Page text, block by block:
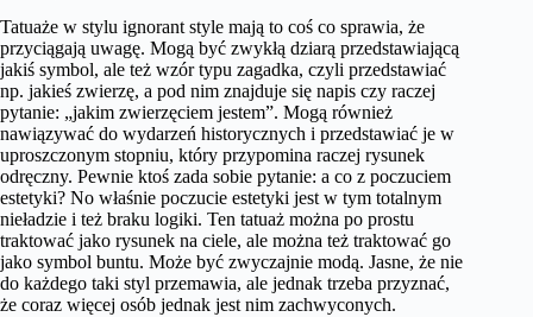
Tatuaże w stylu ignorant style mają to coś co sprawia, że
przyciągają uwagę. Mogą być zwykłą dziarą przedstawiającą
jakiś symbol, ale też wzór typu zagadka, czyli przedstawiać
np. jakieś zwierzę, a pod nim znajduje się napis czy raczej
pytanie: „jakim zwierzęciem jestem”. Mogą również
nawiązywać do wydarzeń historycznych i przedstawiać je w
uproszczonym stopniu, który przypomina raczej rysunek
odręczny. Pewnie ktoś zada sobie pytanie: a co z poczuciem
estetyki? No właśnie poczucie estetyki jest w tym totalnym
nieładzie i też braku logiki. Ten tatuaż można po prostu
traktować jako rysunek na ciele, ale można też traktować go
jako symbol buntu. Może być zwyczajnie modą. Jasne, że nie
do każdego taki styl przemawia, ale jednak trzeba przyznać,
że coraz więcej osób jednak jest nim zachwyconych.